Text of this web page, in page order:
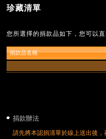
珍藏清單
您所選擇的捐款品如下，您可以
捐款品名稱
捐款辦法
請先將本認捐清單於線上送出後，